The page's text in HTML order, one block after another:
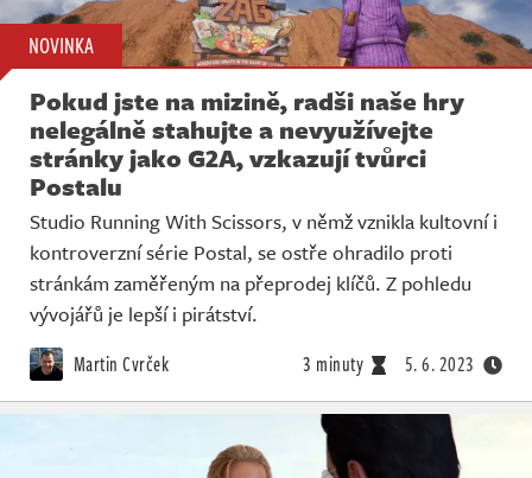
NOVINKA
Pokud jste na mizině, radši naše hry
nelegálně stahujte a nevyužívejte
stránky jako G2A, vzkazují tvůrci
Postalu
Studio Running With Scissors, v němž vznikla kultovní i
kontroverzní série Postal, se ostře ohradilo proti
stránkám zaměřeným na přeprodej klíčů. Z pohledu
vývojářů je lepší i pirátství.
Martin Cvrček 3 minuty 5. 6. 2023